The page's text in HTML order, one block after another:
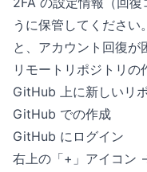
うに保管してくださ
と、アカウント回復が
リモートリポジトリの
GitHub 上に新しいリ
GitHub での作成
GitHub にログイン
右上の「+」アイコ